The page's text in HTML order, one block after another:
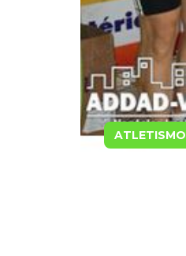
ATLETISMO